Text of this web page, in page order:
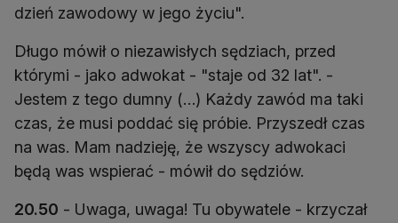
dzień zawodowy w jego życiu".
Długo mówił o niezawisłych sędziach, przed
którymi - jako adwokat - "staje od 32 lat". -
Jestem z tego dumny (…) Każdy zawód ma taki
czas, że musi poddać się próbie. Przyszedł czas
na was. Mam nadzieję, że wszyscy adwokaci
będą was wspierać - mówił do sędziów.
20.50 - Uwaga, uwaga! Tu obywatele - krzyczał